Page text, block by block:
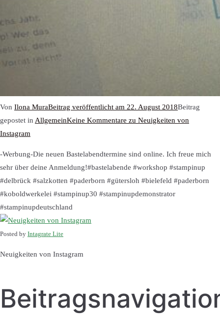
Von Ilona MuraBeitrag veröffentlicht am 22. August 2018Beitrag
gepostet in AllgemeinKeine Kommentare zu Neuigkeiten von
Instagram
-Werbung-Die neuen Bastelabendtermine sind online. Ich freue mich
sehr über deine Anmeldung!#bastelabende #workshop #stampinup
#delbrück #salzkotten #paderborn #gütersloh #bielefeld #paderborn
#koboldwerkelei #stampinup30 #stampinupdemonstrator
#stampinupdeutschland
Posted by Intagrate Lite
Neuigkeiten von Instagram